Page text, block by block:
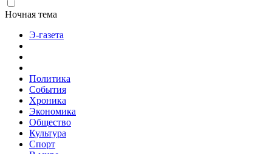
Ночная тема
Э-газета
Политика
События
Хроника
Экономика
Общество
Культура
Спорт